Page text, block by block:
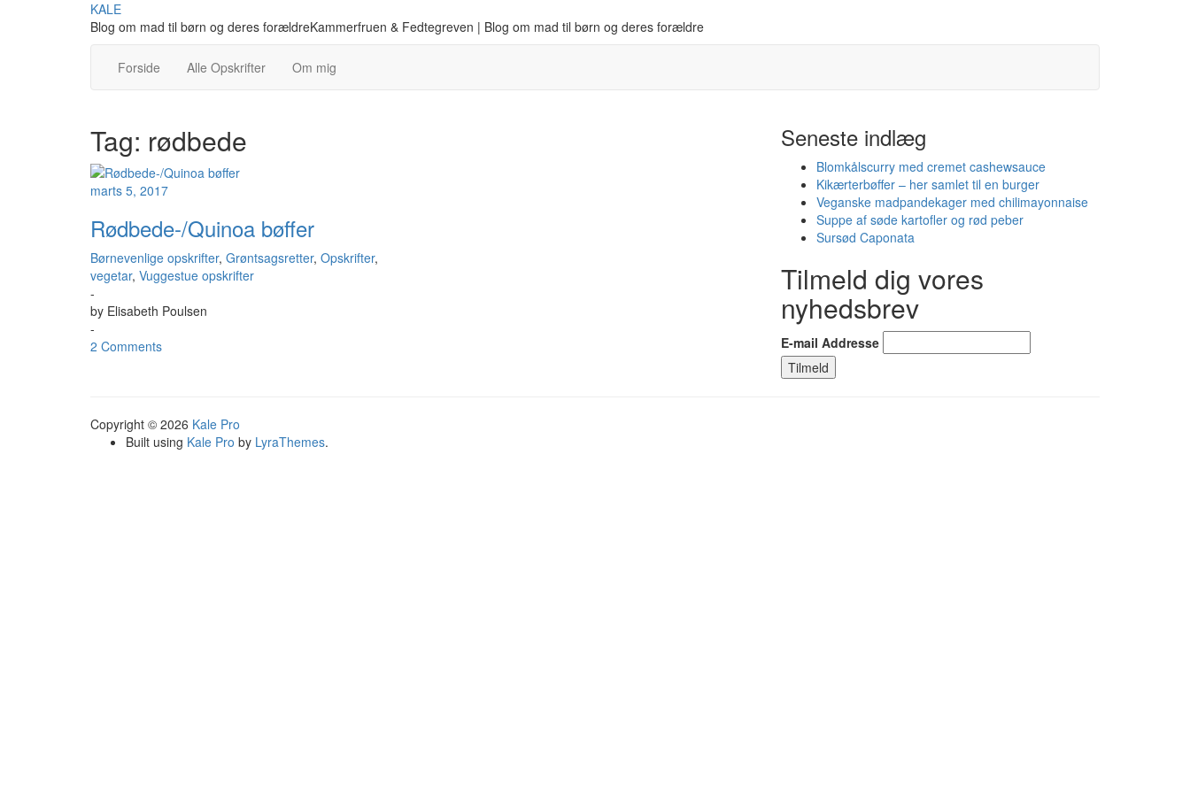
KALE
Blog om mad til børn og deres forældreKammerfruen & Fedtegreven | Blog om mad til børn og deres forældre
Forside Alle Opskrifter Om mig
Tag: rødbede
marts 5, 2017
Rødbede-/Quinoa bøffer
Børnevenlige opskrifter, Grøntsagsretter, Opskrifter,
vegetar, Vuggestue opskrifter
-
by Elisabeth Poulsen
-
2 Comments
Seneste indlæg
Blomkålscurry med cremet cashewsauce
Kikærterbøffer – her samlet til en burger
Veganske madpandekager med chilimayonnaise
Suppe af søde kartofler og rød peber
Sursød Caponata
Tilmeld dig vores
nyhedsbrev
E-mail Addresse
Copyright © 2026 Kale Pro
Built using Kale Pro by LyraThemes.